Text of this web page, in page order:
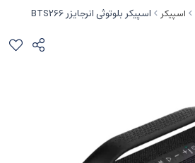
اسپیکر اسپیکر بلوتوثی انرجایزر BTS266